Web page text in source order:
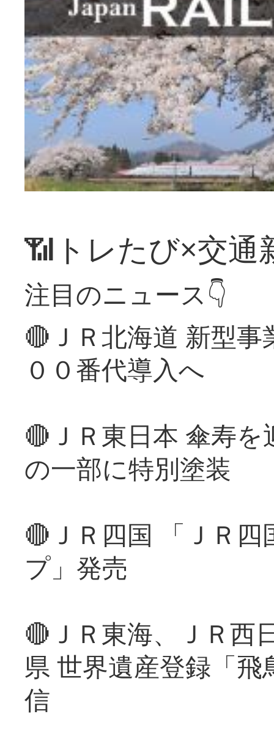
📶トレたび×交通
注目のニュース👇
🔴ＪＲ北海道 新型
００番代導入へ
🔴ＪＲ東日本 傘寿
の一部に特別塗装
🔴ＪＲ四国 「ＪＲ
プ」発売
🔴ＪＲ東海、ＪＲ西
県 世界遺産登録「
信